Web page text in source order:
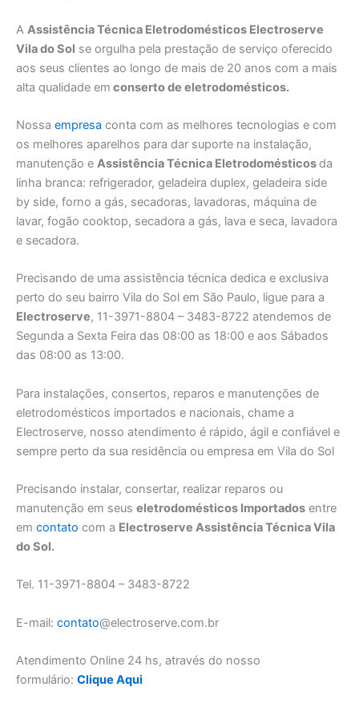
A Assistência Técnica Eletrodomésticos Electroserve
Vila do Sol se orgulha pela prestação de serviço oferecido
aos seus clientes ao longo de mais de 20 anos com a mais
alta qualidade em conserto de eletrodomésticos.
Nossa empresa conta com as melhores tecnologias e com
os melhores aparelhos para dar suporte na instalação,
manutenção e Assistência Técnica Eletrodomésticosda
linha branca: refrigerador, geladeira duplex, geladeira side
by side, forno a gás, secadoras, lavadoras, máquina de
lavar, fogão cooktop, secadora a gás, lava e seca, lavadora
e secadora.
Precisando de uma assistência técnica dedica e exclusiva
perto do seu bairro Vila do Sol em São Paulo, ligue para a
Electroserve, 11-3971-8804 – 3483-8722 atendemos de
Segunda a Sexta Feira das 08:00 as 18:00 e aos Sábados
das 08:00 as 13:00.
Para instalações, consertos, reparos e manutenções de
eletrodomésticos importados e nacionais, chame a
Electroserve, nosso atendimento é rápido, ágil e confiável e
sempre perto da sua residência ou empresa em Vila do Sol
Precisando instalar, consertar, realizar reparos ou
manutenção em seus eletrodomésticos Importados entre
em contato com a Electroserve Assistência Técnica Vila
do Sol.
Tel. 11-3971-8804 – 3483-8722
E-mail: contato@electroserve.com.br
Atendimento Online 24 hs, através do nosso
formulário: Clique Aqui